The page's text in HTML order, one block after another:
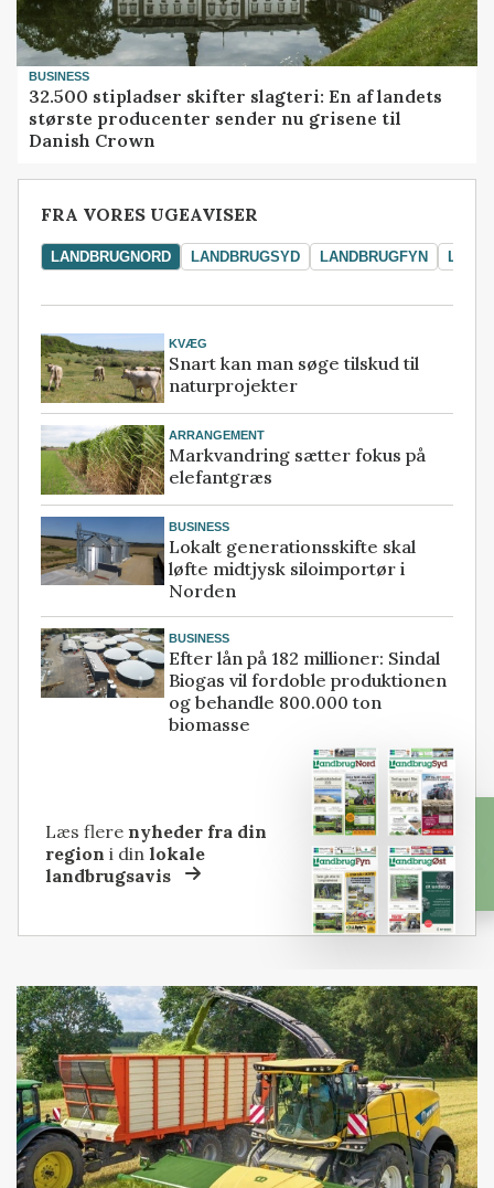
BUSINESS
32.500 stipladser skifter slagteri: En af landets
største producenter sender nu grisene til
Danish Crown
FRA VORES UGEAVISER
LANDBRUGNORD LANDBRUGSYD LANDBRUGFYN
KVÆG
Snart kan man søge tilskud til
naturprojekter
ARRANGEMENT
Markvandring sætter fokus på
elefantgræs
BUSINESS
Lokalt generationsskifte skal
løfte midtjysk siloimportør i
Norden
BUSINESS
Efter lån på 182 millioner: Sindal
Biogas vil fordoble produktionen
og behandle 800.000 ton
biomasse
Læs flere nyheder fra din
region i dinlokale
landbrugsavis